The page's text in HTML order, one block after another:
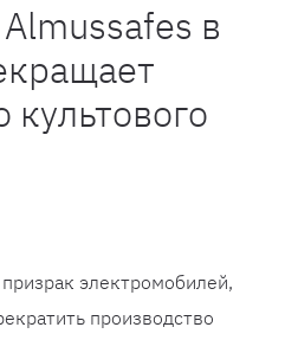
в
культового
электромобилей,
производство